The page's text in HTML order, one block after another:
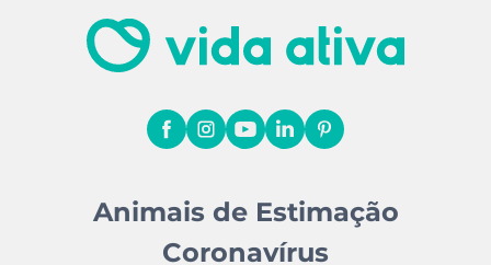
Animais de Estimação
Coronavírus